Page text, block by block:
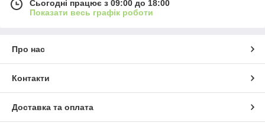
Сьогодні працює з 09:00 до 18:00
Показати весь графік роботи
Про нас
Контакти
Доставка та оплата